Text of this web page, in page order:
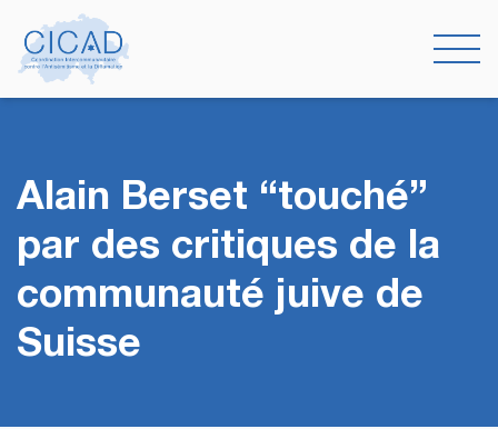
Alain Berset “touché”
par des critiques de la
communauté juive de
Suisse